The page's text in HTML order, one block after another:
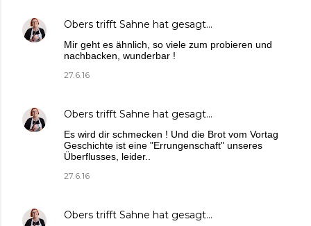
Obers trifft Sahne hat gesagt…
Mir geht es ähnlich, so viele zum probieren und
nachbacken, wunderbar !
27.6.16
Obers trifft Sahne hat gesagt…
Es wird dir schmecken ! Und die Brot vom Vortag
Geschichte ist eine "Errungenschaft" unseres
Überflusses, leider..
27.6.16
Obers trifft Sahne hat gesagt…